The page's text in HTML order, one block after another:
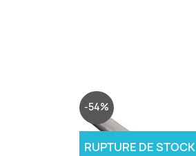
-54%
RUPTURE DE STOCK